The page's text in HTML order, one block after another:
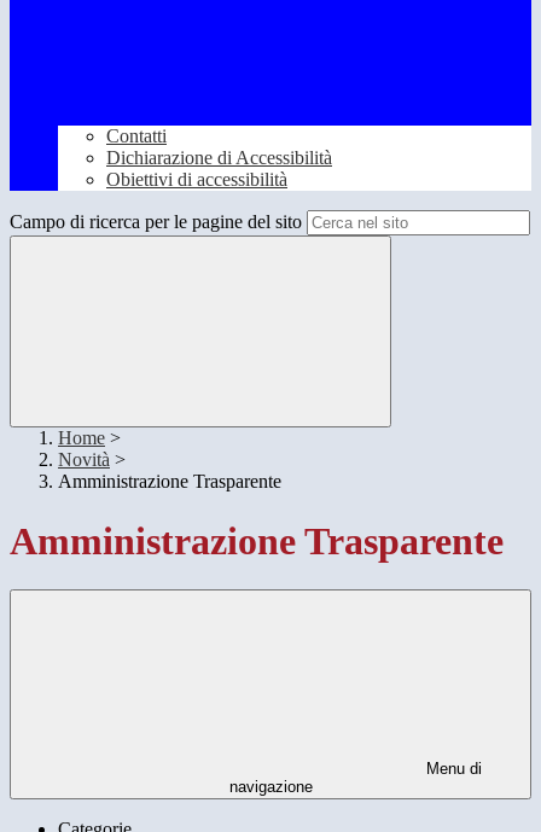
Contatti
Dichiarazione di Accessibilità
Obiettivi di accessibilità
Campo di ricerca per le pagine del sito
Home >
Novità >
Amministrazione Trasparente
Amministrazione Trasparente
Menu di
navigazione